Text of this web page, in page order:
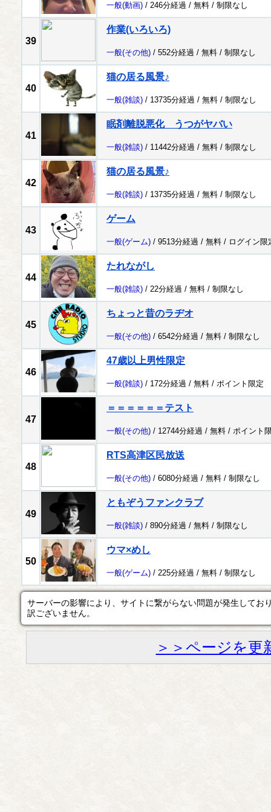
一般(動画) / 246分経過 / 無料 / 制限なし
39
作業(いろいろ)
一般(その他) / 552分経過 / 無料 / 制限なし
40
猫の居る風景♪
一般(雑談) / 13735分経過 / 無料 / 制限なし
41
眠剤離脱悪化 うつがヤバい
一般(雑談) / 11442分経過 / 無料 / 制限なし
42
猫の居る風景♪
一般(雑談) / 13735分経過 / 無料 / 制限なし
43
ゲーム
一般(ゲーム) / 9513分経過 / 無料 / ログイン限
44
たれながし
一般(雑談) / 22分経過 / 無料 / 制限なし
45
ちょっと昔のラヂオ
一般(その他) / 6542分経過 / 無料 / 制限なし
46
47歳以上男性限定
一般(雑談) / 172分経過 / 無料 / ポイント限定
47
＝＝＝＝＝＝テスト
一般(その他) / 12744分経過 / 無料 / ポイント
48
RTS高津区民放送
一般(その他) / 6080分経過 / 無料 / 制限なし
49
ともぞうファンクラブ
一般(雑談) / 890分経過 / 無料 / 制限なし
50
ウマ×めし
一般(ゲーム) / 225分経過 / 無料 / 制限なし
サーバーの影響により、サイトに繋がらない問題が発生してお
訳ございません。
＞＞ページを更